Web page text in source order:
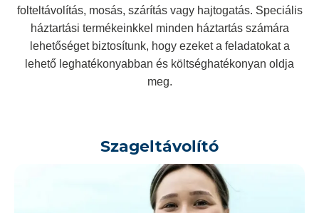
folteltávolítás, mosás, szárítás vagy hajtogatás. Speciális
háztartási termékeinkkel minden háztartás számára
lehetőséget biztosítunk, hogy ezeket a feladatokat a
lehető leghatékonyabban és költséghatékonyan oldja
meg.
Szageltávolító